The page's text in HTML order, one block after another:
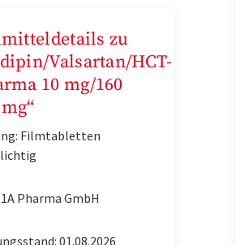
zu
Valsartan/HCT-
10 mg/160
Filmtabletten
Pharma GmbH
01.08.2026